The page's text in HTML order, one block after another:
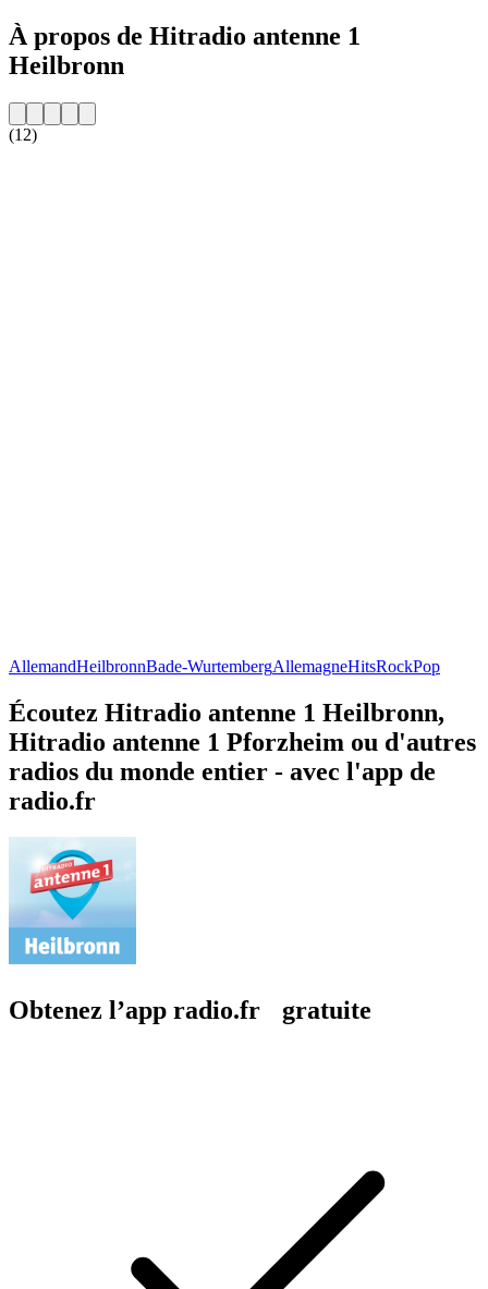
À propos de Hitradio antenne 1
Heilbronn
(12)
AllemandHeilbronnBade-WurtembergAllemagneHitsRockPop
Écoutez Hitradio antenne 1 Heilbronn,
Hitradio antenne 1 Pforzheim ou d'autres
radios du monde entier - avec l'app de
radio.fr
Obtenez l’app radio.fr gratuite